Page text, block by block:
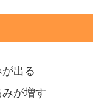
出る
が増す